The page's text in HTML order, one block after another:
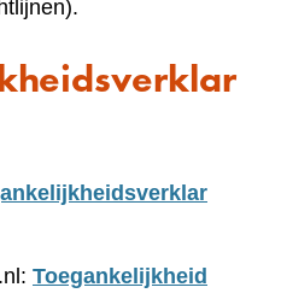
Toegankelijkheid